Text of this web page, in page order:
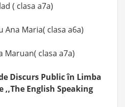
( clasa a7a)
Ana Maria( clasa a6a)
Maruan( clasa a7a)
Discurs Public în Limba
English Speaking